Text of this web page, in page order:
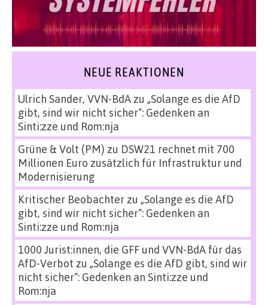
NEUE REAKTIONEN
Ulrich Sander, VVN-BdAzu „Solange es die AfD
gibt, sind wir nicht sicher“: Gedenken an
Sinti:zze und Rom:nja
Grüne & Volt (PM) zu DSW21 rechnet mit 700
Millionen Euro zusätzlich für Infrastruktur und
Modernisierung
Kritischer Beobachterzu „Solange es die AfD
gibt, sind wir nicht sicher“: Gedenken an
Sinti:zze und Rom:nja
1000 Jurist:innen, die GFF und VVN-BdA für das
AfD-Verbot zu „Solange es die AfD gibt, sind wir
nicht sicher“: Gedenken an Sinti:zze und
Rom:nja